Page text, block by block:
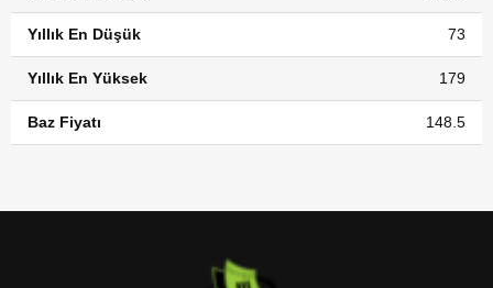
Yıllık En Düşük 73
Yıllık En Yüksek 179
Baz Fiyatı 148.5